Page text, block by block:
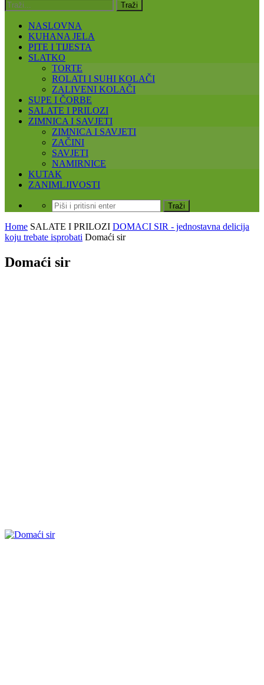
NASLOVNA
KUHANA JELA
PITE I TIJESTA
SLATKO
TORTE
ROLATI I SUHI KOLAČI
ZALIVENI KOLAČI
SUPE I ČORBE
SALATE I PRILOZI
ZIMNICA I SAVJETI
ZIMNICA I SAVJETI
ZAČINI
SAVJETI
NAMIRNICE
KUTAK
ZANIMLJIVOSTI
Home SALATE I PRILOZI DOMACI SIR - jednostavna delicija
koju trebate isprobati Domaći sir
Domaći sir